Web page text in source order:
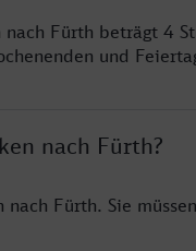
Fürth beträgt 4
und
nach Fürth?
Fürth. Sie